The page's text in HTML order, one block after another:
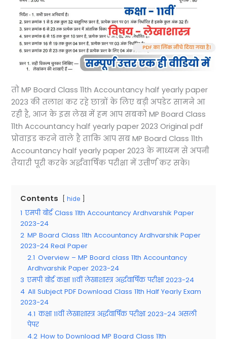
तो MP Board Class 11th Accountancy half yearly paper
2023 की तलाश कर रहे छात्रों के लिए बड़ी अपडेट सामने आ
रही है, आज के इस लेख में हम आप सबको MP Board Class
11th Accountancy half yearly paper 2023 Original pdf
प्रोवाइड करने वाले है ताकि आप सब MP Board Class 11th
Accountancy half yearly paper 2023 के माध्यम से अपनी
तैयारी पूरी करके अर्द्धवार्षिक परीक्षा में उत्तीर्ण कर सके।
Contents hide
1 एमपी बोर्ड Class 11th Accountancy Ardhvarshik Paper
2023-24
2 MP Board Class 11th Accountancy Ardhvarshik Paper
2023-24 Real Paper
2.1 Overview – MP Board class 11th Accountancy
Ardhvarshik Paper 2023-24
3 एमपी बोर्ड कक्षा 11वीं लेखाशास्त्र अर्द्धवार्षिक परीक्षा 2023-24
4 All Subject PDF Download Class 11th Half Yearly Exam
2023-24
4.1 कक्षा 11वीं लेखाशास्त्र अर्द्धवार्षिक परीक्षा 2023-24 असली
पेपर
4.2 How to Download MP Board Class 11th